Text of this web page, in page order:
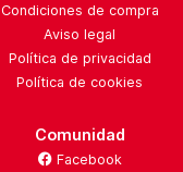
Condiciones de compra
Aviso legal
Política de privacidad
Política de cookies
Comunidad
Facebook